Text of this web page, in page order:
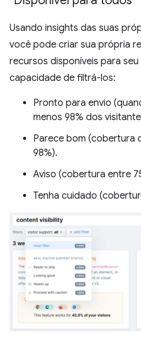
Usando insights das suas
você pode criar sua própria
recursos disponíveis para
capacidade de filtrá-los:
Pronto para envio
menos 98% dos
Parece bom (cobertura
98%).
Aviso (cobertura entre
Tenha cuidado